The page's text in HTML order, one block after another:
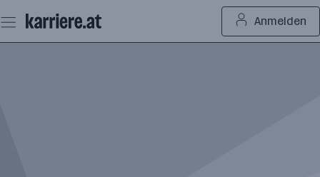
Seiteninhalt
springen
Anmelden